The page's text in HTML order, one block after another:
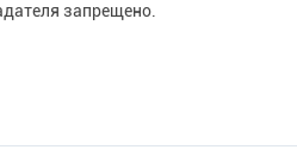
запрещено.